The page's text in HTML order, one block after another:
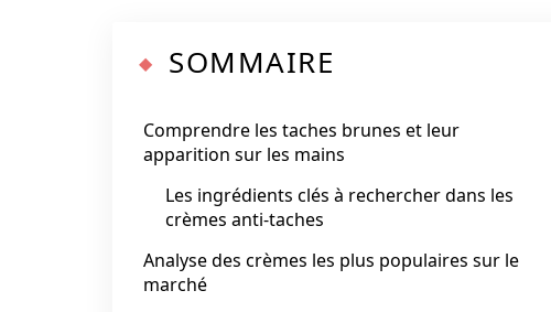
SOMMAIRE
Comprendre les taches brunes et leur
apparition sur les mains
Les ingrédients clés à rechercher dans les
crèmes anti-taches
Analyse des crèmes les plus populaires sur le
marché